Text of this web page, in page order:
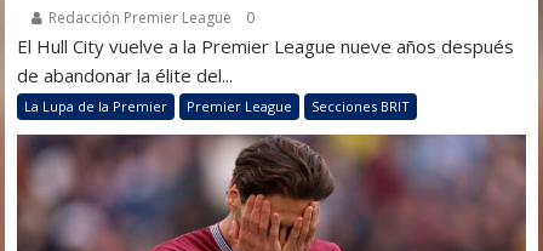
Redacción Premier League 0
El Hull City vuelve a la Premier League nueve años después
de abandonar la élite del...
La Lupa de la Premier Premier League Secciones BRIT